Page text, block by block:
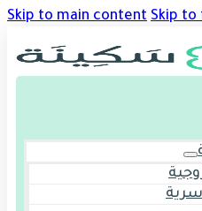
Skip to main content Skip